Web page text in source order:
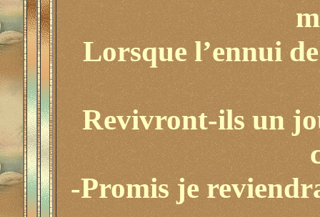
Lorsque l’ennui
Revivront-ils un
-Promis je